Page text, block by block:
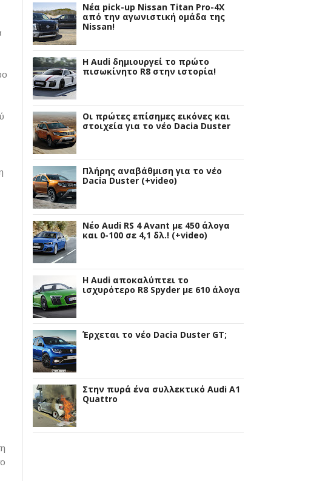
Νέα pick-up Nissan Titan Pro-4X
από την αγωνιστική ομάδα της
Nissan!
Η Audi δημιουργεί το πρώτο
πισωκίνητο R8 στην ιστορία!
Οι πρώτες επίσημες εικόνες και
στοιχεία για το νέο Dacia Duster
Πλήρης αναβάθμιση για το νέο
Dacia Duster (+video)
Νέο Audi RS 4 Avant με 450 άλογα
και 0-100 σε 4,1 δλ.! (+video)
Η Audi αποκαλύπτει το
ισχυρότερο R8 Spyder με 610 άλογα
Έρχεται το νέο Dacia Duster GT;
Στην πυρά ένα συλλεκτικό Audi A1
Quattro